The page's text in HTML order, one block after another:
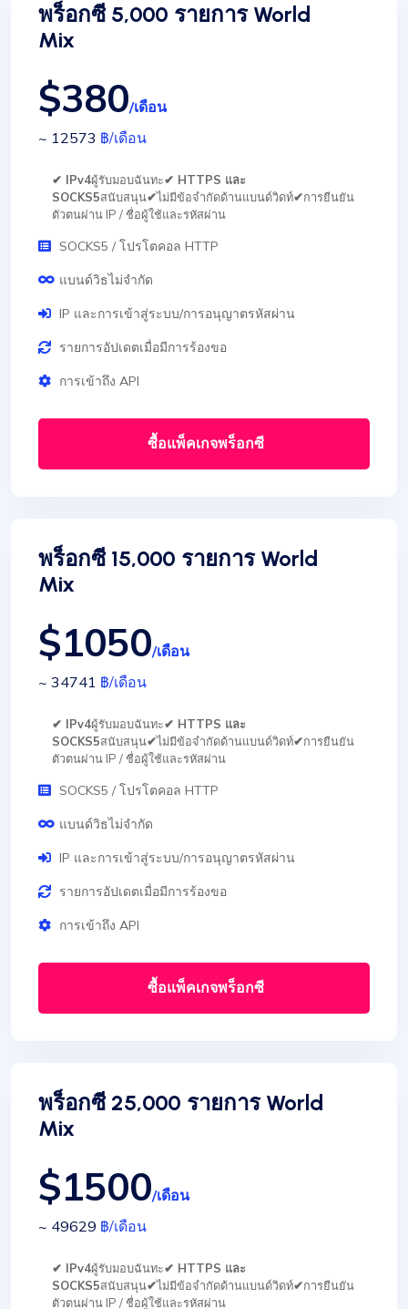
พร็อกซี 5,000 รายการ World
Mix
$380/เดือน
~ 12573 ฿/เดือน
✔ IPv4ผู้รับมอบฉันทะ✔ HTTPS และ
SOCKS5สนับสนุน✔ไม่มีข้อจำกัดด้านแบนด์วิดท์✔การยืนยัน
ตัวตนผ่าน IP / ชื่อผู้ใช้และรหัสผ่าน
SOCKS5 / โปรโตคอล HTTP
แบนด์วิธไม่จำกัด
IP และการเข้าสู่ระบบ/การอนุญาตรหัสผ่าน
รายการอัปเดตเมื่อมีการร้องขอ
การเข้าถึง API
ซื้อแพ็คเกจพร็อกซี
พร็อกซี 15,000 รายการ World
Mix
$1050/เดือน
~ 34741 ฿/เดือน
✔ IPv4ผู้รับมอบฉันทะ✔ HTTPS และ
SOCKS5สนับสนุน✔ไม่มีข้อจำกัดด้านแบนด์วิดท์✔การยืนยัน
ตัวตนผ่าน IP / ชื่อผู้ใช้และรหัสผ่าน
SOCKS5 / โปรโตคอล HTTP
แบนด์วิธไม่จำกัด
IP และการเข้าสู่ระบบ/การอนุญาตรหัสผ่าน
รายการอัปเดตเมื่อมีการร้องขอ
การเข้าถึง API
ซื้อแพ็คเกจพร็อกซี
พร็อกซี 25,000 รายการ World
Mix
$1500/เดือน
~ 49629 ฿/เดือน
✔ IPv4ผู้รับมอบฉันทะ✔ HTTPS และ
SOCKS5สนับสนุน✔ไม่มีข้อจำกัดด้านแบนด์วิดท์✔การยืนยัน
ตัวตนผ่าน IP / ชื่อผู้ใช้และรหัสผ่าน